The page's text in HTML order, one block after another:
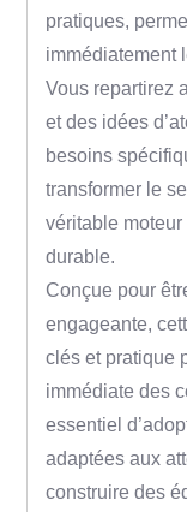
pratiques,
immédiatement
Vous repartirez
et des idées
besoins
transformer le
véritable
durable.
Conçue pour
engageante,
clés et pratique
immédiate des
essentiel
adaptées aux
construire des